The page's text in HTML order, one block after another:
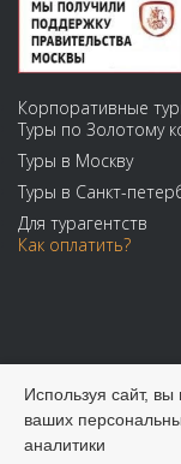
Корпоративные
Туры по Золотому
Туры в Москву
Туры в Санкт-
Для турагентств
Как оплатить?
Используя сайт, вы
ваших
аналитики